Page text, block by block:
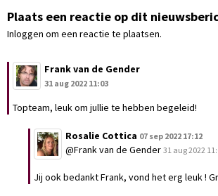
Plaats een reactie op dit
Inloggen om een reactie te plaatsen.
Frank van de Gender
31 aug 2022 11:03
Topteam, leuk om jullie te hebben begeleid!
Rosalie Cottica 07 sep 2022 17:12
@Frank van de Gender 31 aug 2022
Jij ook bedankt Frank, vond het erg leuk !